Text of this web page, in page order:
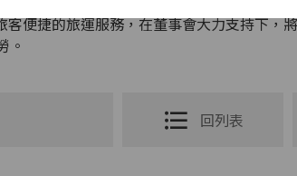
便捷的旅運服務，在董事會大力支持下，
。
回列表